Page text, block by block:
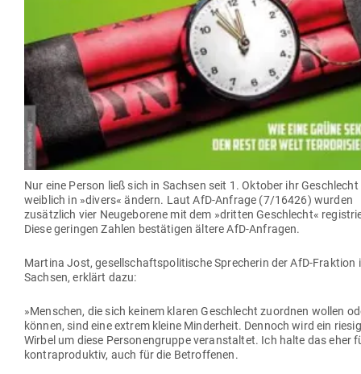
Nur eine Person ließ sich in Sachsen seit 1. Oktober ihr Geschlecht
weiblich in »divers« ändern. Laut AfD-Anfrage (7/16426) wurden
zusätzlich vier Neu­ge­borene mit dem »dritten Geschlecht«
Diese geringen Zahlen bestä­tigen ältere AfD-Anfragen.
Martina Jost, gesell­schafts­po­li­tische Spre­cherin der AfD-Fraktion
Sachsen, erklärt dazu:
»Men­schen, die sich keinem klaren Geschlecht zuordnen wollen
können, sind eine extrem kleine Min­derheit. Dennoch wird ein
Wirbel um diese Per­so­nen­gruppe ver­an­staltet. Ich halte das eher
kon­tra­pro­duktiv, auch für die Betroffenen.